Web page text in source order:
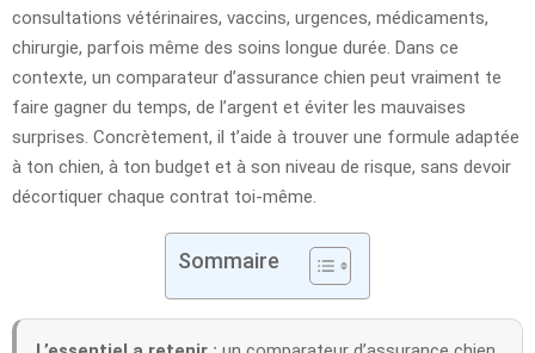
consultations vétérinaires, vaccins, urgences, médicaments,
chirurgie, parfois même des soins longue durée. Dans ce
contexte, un comparateur d’assurance chien peut vraiment te
faire gagner du temps, de l’argent et éviter les mauvaises
surprises. Concrètement, il t’aide à trouver une formule adaptée
à ton chien, à ton budget et à son niveau de risque, sans devoir
décortiquer chaque contrat toi-même.
Sommaire